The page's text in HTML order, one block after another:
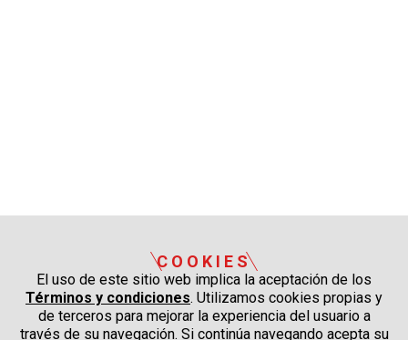
COOKIES
El uso de este sitio web implica la aceptación de los
Términos y condiciones. Utilizamos cookies propias y
de terceros para mejorar la experiencia del usuario a
través de su navegación. Si continúa navegando acepta su